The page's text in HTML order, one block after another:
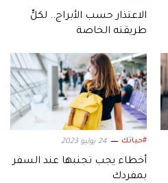
الاعتذار حسب الأبراج.. لكلٍّ
طريقته الخاصة
#حياتك 24 يوليو 2023
أخطاء يجب تجنبها عند السفر
بمفردك